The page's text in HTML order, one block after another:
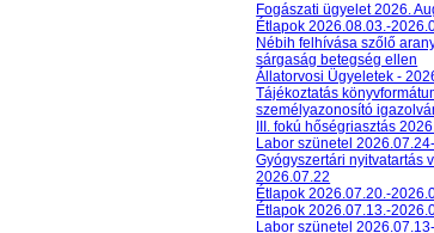
Fogászati ügyelet 2026.
Étlapok 2026.08.03.-
Nébih felhívása szőlő
sárgaság betegség ellen
Állatorvosi Ügyeletek -
Tájékoztatás
személyazonosító
III. fokú hőségriasztás
Labor szünetel
Gyógyszertári nyitvatartás
2026.07.22
Étlapok 2026.07.20.-
Étlapok 2026.07.13.-
Labor szünetel